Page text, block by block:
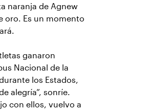
naranja de Agnew
oro. Es un momento
ganaron
Nacional de la
los Estados,
alegría”, sonríe.
con ellos, vuelvo a